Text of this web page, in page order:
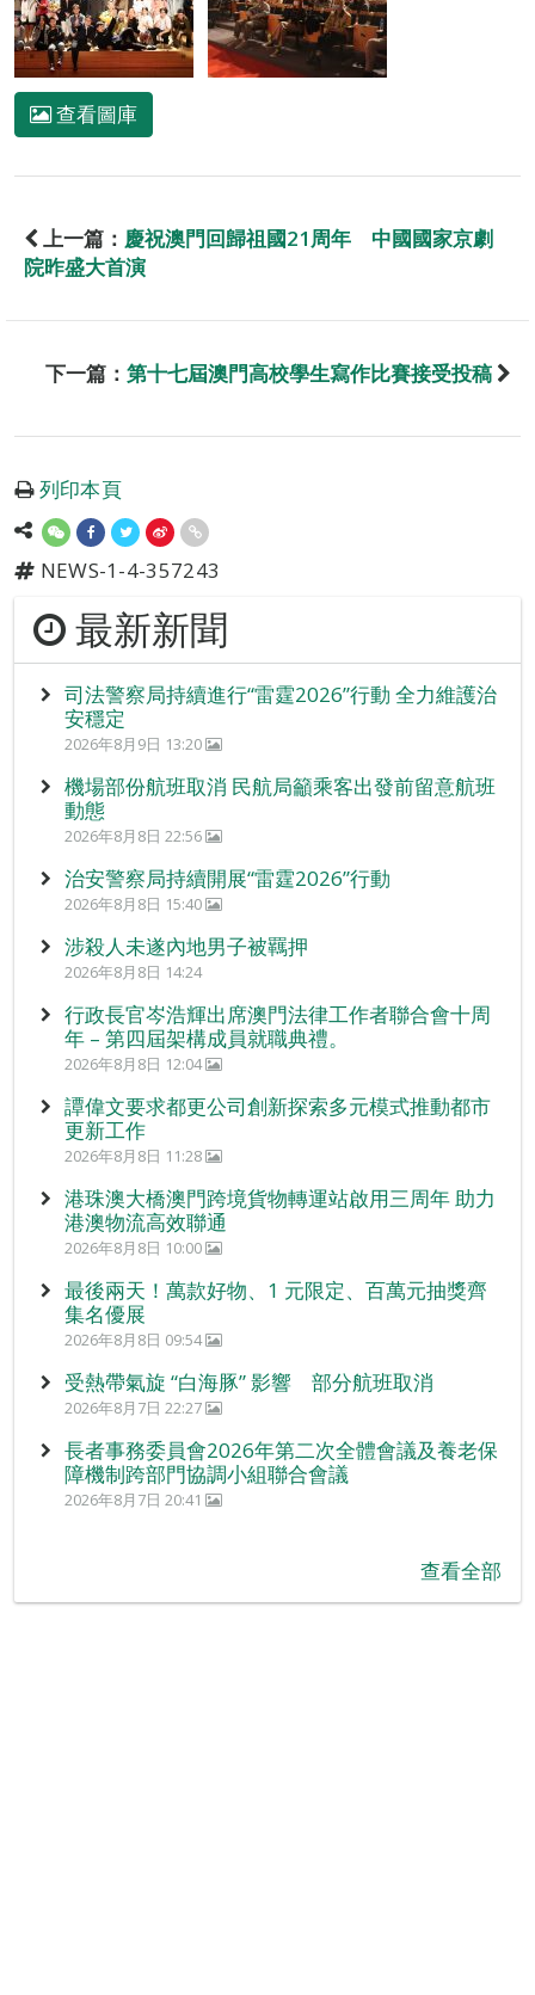
查看圖庫
上一篇： 慶祝澳門回歸祖國21周年 中國國家京劇
院昨盛大首演
下一篇： 第十七屆澳門高校學生寫作比賽接受投稿
列印本頁
NEWS-1-4-357243
最新新聞
司法警察局持續進行“雷霆2026”行動 全力維護治
安穩定
2026年8月9日 13:20
機場部份航班取消 民航局籲乘客出發前留意航班
動態
2026年8月8日 22:56
治安警察局持續開展“雷霆2026”行動
2026年8月8日 15:40
涉殺人未遂內地男子被羈押
2026年8月8日 14:24
行政長官岑浩輝出席澳門法律工作者聯合會十周
年 – 第四屆架構成員就職典禮。
2026年8月8日 12:04
譚偉文要求都更公司創新探索多元模式推動都市
更新工作
2026年8月8日 11:28
港珠澳大橋澳門跨境貨物轉運站啟用三周年 助力
港澳物流高效聯通
2026年8月8日 10:00
最後兩天！萬款好物、1 元限定、百萬元抽獎齊
集名優展
2026年8月8日 09:54
受熱帶氣旋 “白海豚” 影響 部分航班取消
2026年8月7日 22:27
長者事務委員會2026年第二次全體會議及養老保
障機制跨部門協調小組聯合會議
2026年8月7日 20:41
查看全部